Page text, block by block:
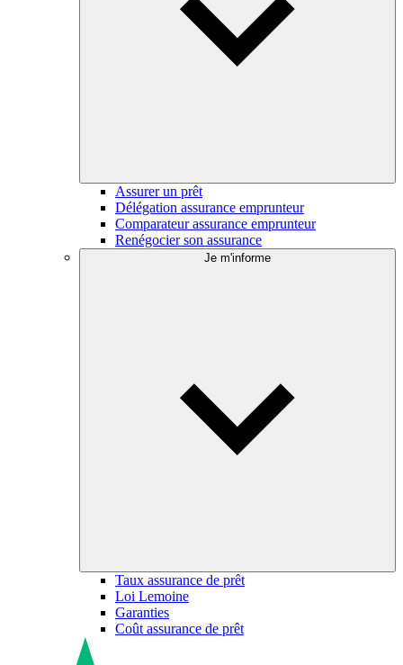
Assurer un prêt
Délégation assurance emprunteur
Comparateur assurance emprunteur
Renégocier son assurance
Je m'informe
Taux assurance de prêt
Loi Lemoine
Garanties
Coût assurance de prêt